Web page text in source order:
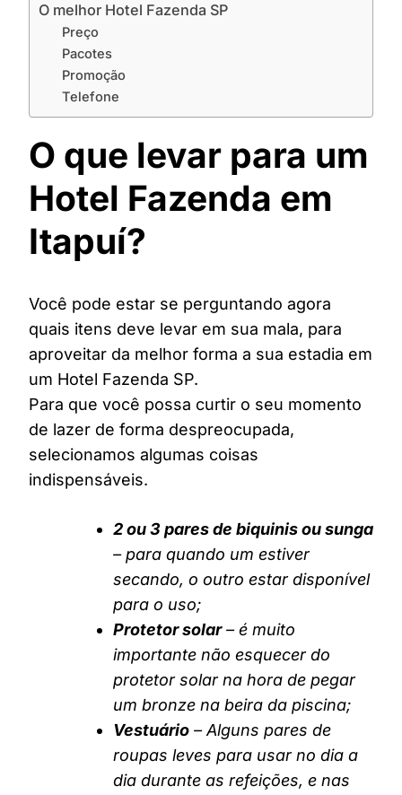
O melhor Hotel Fazenda SP
Preço
Pacotes
Promoção
Telefone
O que levar para um
Hotel Fazenda em
Itapuí?
Você pode estar se perguntando agora
quais itens deve levar em sua mala, para
aproveitar da melhor forma a sua estadia em
um Hotel Fazenda SP.
Para que você possa curtir o seu momento
de lazer de forma despreocupada,
selecionamos algumas coisas
indispensáveis.
2 ou 3 pares de biquinis ou sunga
– para quando um estiver
secando, o outro estar disponível
para o uso;
Protetor solar– é muito
importante não esquecer do
protetor solar na hora de pegar
um bronze na beira da piscina;
Vestuário – Alguns pares de
roupas leves para usar no dia a
dia durante as refeições, e nas